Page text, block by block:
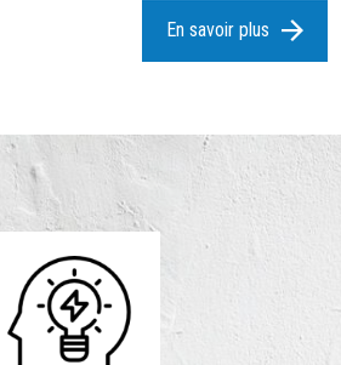
En savoir plus